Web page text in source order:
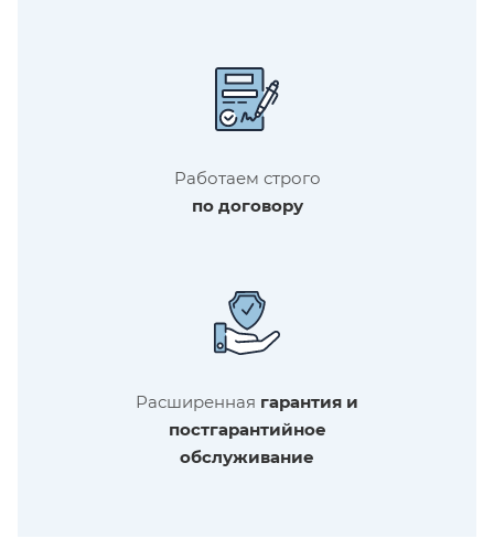
Работаем строго
по договору
Расширенная гарантия и
постгарантийное
обслуживание